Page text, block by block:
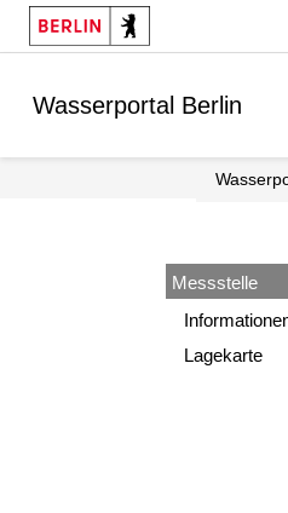
Springe zur Navigation
Springe zum Inhalt
Wasserportal Berlin
Messstelle
Lagekarte